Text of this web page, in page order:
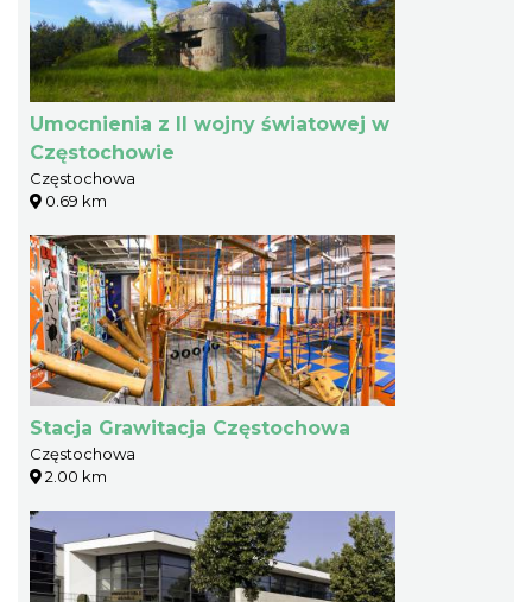
Umocnienia z II wojny światowej w
Częstochowie
Częstochowa
0.69 km
Stacja Grawitacja Częstochowa
Częstochowa
2.00 km